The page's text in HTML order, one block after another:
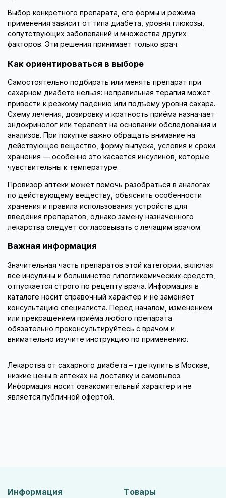
Выбор конкретного препарата, его формы и режима
применения зависит от типа диабета, уровня глюкозы,
сопутствующих заболеваний и множества других
факторов. Эти решения принимает только врач.
Как ориентироваться в выборе
Самостоятельно подбирать или менять препарат при
сахарном диабете нельзя: неправильная терапия может
привести к резкому падению или подъёму уровня сахара.
Схему лечения, дозировку и кратность приёма назначает
эндокринолог или терапевт на основании обследования и
анализов. При покупке важно обращать внимание на
действующее вещество, форму выпуска, условия и сроки
хранения — особенно это касается инсулинов, которые
чувствительны к температуре.
Провизор аптеки может помочь разобраться в аналогах
по действующему веществу, объяснить особенности
хранения и правила использования устройств для
введения препаратов, однако замену назначенного
лекарства следует согласовывать с лечащим врачом.
Важная информация
Значительная часть препаратов этой категории, включая
все инсулины и большинство гипогликемических средств,
отпускается строго по рецепту врача. Информация в
каталоге носит справочный характер и не заменяет
консультацию специалиста. Перед началом, изменением
или прекращением приёма любого препарата
обязательно проконсультируйтесь с врачом и
внимательно изучите инструкцию по применению.
Лекарства от сахарного диабета – где купить в Москве,
низкие цены в аптеках на доставку и самовывоз.
Информация носит ознакомительный характер и не
является публичной офертой.
Информация Товары